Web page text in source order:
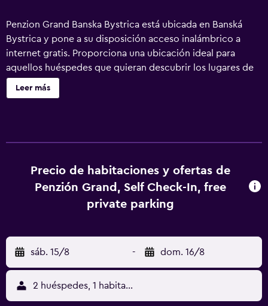
Penzion Grand Banska Bystrica está ubicada en Banská
Bystrica y pone a su disposición acceso inalámbrico a
internet gratis. Proporciona una ubicación ideal para
aquellos huéspedes que quieran descubrir los lugares de
interés turístico más populares de la zona. Los huéspedes
tienen a su disposición una gran variedad de
agradable. El distrito donde se encuentra situado Penzion
Grand Banska Bystrica es muy popular por su animada
vida nocturna, por lo que a la hora de salir de marcha, el
abanico de posibilidades es tan amplio que la tarea no le
huéspedes es popular por sus tiendas. Queda a solo 20
minutos caminando de Banska Bystrica Railway Station,
que ofrece un cómodo acceso por Banská Bystrica y la
zona de alrededores.
Leer más
Precio de habitaciones y ofertas de
Penzión Grand, Self Check-In, free
private parking
sáb. 15/8 - dom. 16/8
2 huéspedes, 1 habitación